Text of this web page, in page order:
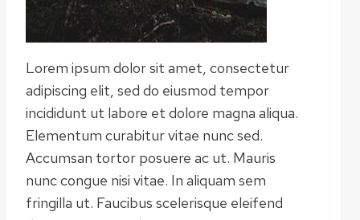
Lorem ipsum dolor sit amet, consectetur
adipiscing elit, sed do eiusmod tempor
incididunt ut labore et dolore magna aliqua.
Elementum curabitur vitae nunc sed.
Accumsan tortor posuere ac ut. Mauris
nunc congue nisi vitae. In aliquam sem
fringilla ut. Faucibus scelerisque eleifend